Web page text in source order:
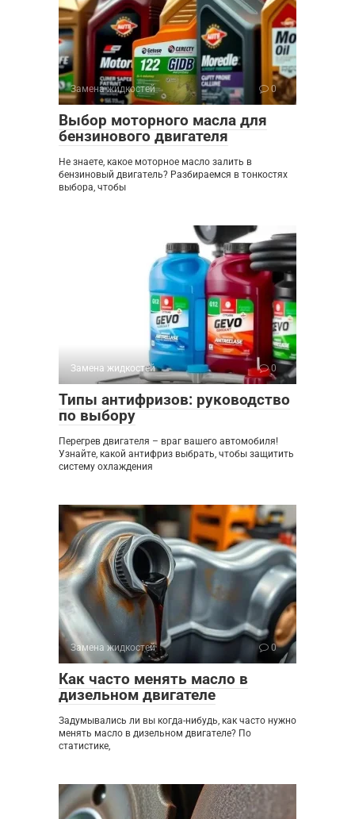
Замена жидкостей 0
Выбор моторного масла для
бензинового двигателя
Не знаете, какое моторное масло залить в
бензиновый двигатель? Разбираемся в тонкостях
выбора, чтобы
Замена жидкостей 0
Типы антифризов: руководство
по выбору
Перегрев двигателя – враг вашего автомобиля!
Узнайте, какой антифриз выбрать, чтобы защитить
систему охлаждения
Замена жидкостей 0
Как часто менять масло в
дизельном двигателе
Задумывались ли вы когда-нибудь, как часто нужно
менять масло в дизельном двигателе? По
статистике,